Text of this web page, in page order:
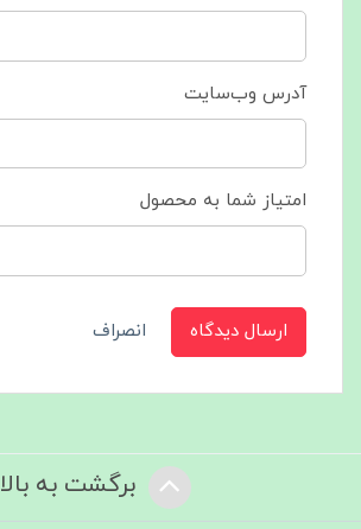
آدرس وب‌سایت
امتیاز شما به محصول
ارسال دیدگاه انصراف
برگشت به بالا